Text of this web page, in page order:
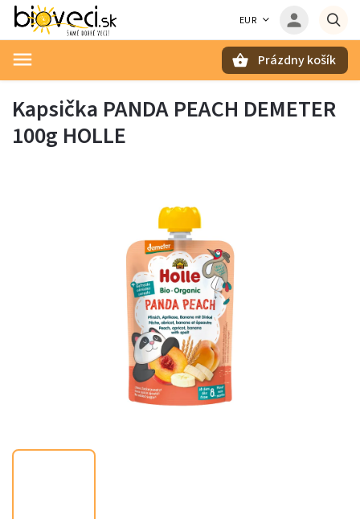
EUR
Prázdny košík
Kapsička PANDA PEACH DEMETER
100g HOLLE